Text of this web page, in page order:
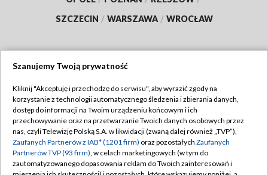
SZCZECIN / WARSZAWA / WROCŁAW
TVP
Abonament TVP
Emisja w TVP
Centrum informacji TVP
Regulamin TVP
Polityka prywatności
Moje zgody
Szanujemy Twoją prywatność
Kliknij "Akceptuję i przechodzę do serwisu", aby wyrazić zgody na
korzystanie z technologii automatycznego śledzenia i zbierania danych,
dostęp do informacji na Twoim urządzeniu końcowym i ich
przechowywanie oraz na przetwarzanie Twoich danych osobowych przez
nas, czyli Telewizję Polską S.A. w likwidacji (zwaną dalej również „TVP”),
Zaufanych Partnerów z IAB* (1201 firm) oraz pozostałych Zaufanych
Partnerów TVP (93 firm), w celach marketingowych (w tym do
zautomatyzowanego dopasowania reklam do Twoich zainteresowań i